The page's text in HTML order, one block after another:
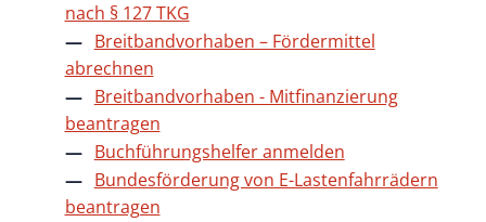
nach § 127 TKG
Breitbandvorhaben – Fördermittel
abrechnen
Breitbandvorhaben - Mitfinanzierung
beantragen
Buchführungshelfer anmelden
Bundesförderung von E-Lastenfahrrädern
beantragen